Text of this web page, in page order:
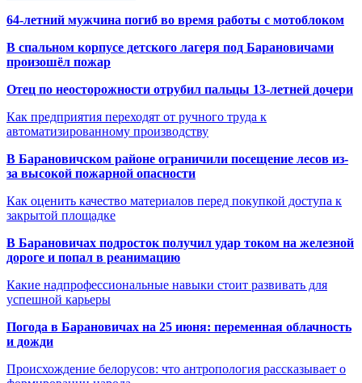
64-летний мужчина погиб во время работы с мотоблоком
В спальном корпусе детского лагеря под Барановичами
произошёл пожар
Отец по неосторожности отрубил пальцы 13-летней дочери
Как предприятия переходят от ручного труда к
автоматизированному производству
В Барановичском районе ограничили посещение лесов из-
за высокой пожарной опасности
Как оценить качество материалов перед покупкой доступа к
закрытой площадке
В Барановичах подросток получил удар током на железной
дороге и попал в реанимацию
Какие надпрофессиональные навыки стоит развивать для
успешной карьеры
Погода в Барановичах на 25 июня: переменная облачность
и дожди
Происхождение белорусов: что антропология рассказывает о